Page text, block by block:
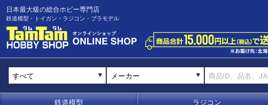
日本最大級の総合ホビー専門店
鉄道模型・トイガン・ラジコン・プラモデル
メーカー
鉄道模型 ラジコン